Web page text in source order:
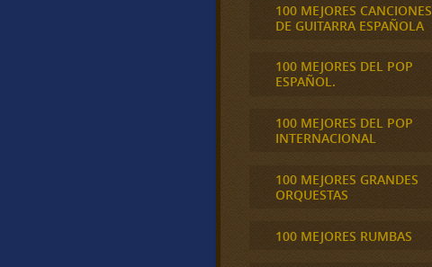
100 MEJORES CANCIONES
DE GUITARRA ESPAÑOLA
100 MEJORES DEL POP
ESPAÑOL.
100 MEJORES DEL POP
INTERNACIONAL
100 MEJORES GRANDES
ORQUESTAS
100 MEJORES RUMBAS